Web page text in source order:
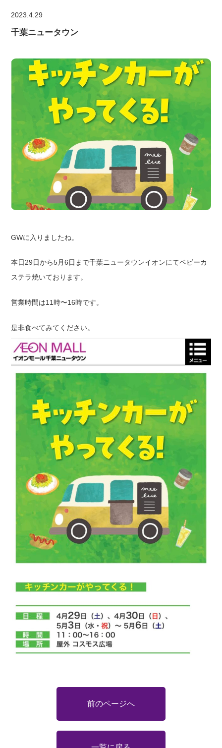
2023.4.29
千葉ニュータウン
GWに入りましたね。
本日29日から5月6日まで千葉ニュータウンイオンにてベビーカ
ステラ焼いております。
営業時間は11時〜16時です。
是非食べてみてください。
前のページへ